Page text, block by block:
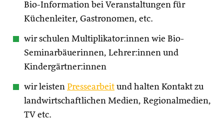
Bio-Information bei Veranstaltungen für
Küchenleiter, Gastronomen, etc.
wir schulen Multiplikator:innen wie Bio-
Seminarbäuerinnen, Lehrer:innen und
Kindergärtner:innen
wir leisten Pressearbeit und halten Kontakt zu
landwirtschaftlichen Medien, Regionalmedien,
TV etc.